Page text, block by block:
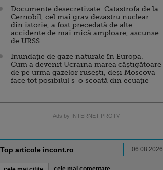
Documente desecretizate: Catastrofa de la
Cernobîl, cel mai grav dezastru nuclear
din istorie, a fost precedată de alte
accidente de mai mică amploare, ascunse
de URSS
Inundație de gaze naturale în Europa.
Cum a devenit Ucraina marea câștigătoare
de pe urma gazelor rusești, deși Moscova
face tot posibilul s-o scoată din ecuație
Ads by INTERNET PROTV
Top articole incont.ro 06.08.2026